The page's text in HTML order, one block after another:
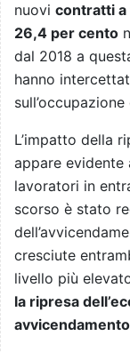
nuovi contratti a
26,4 per cento
dal 2018 a
hanno
L’impatto della
appare evidente
lavoratori in
scorso è stato
cresciute
livello più
la ripresa